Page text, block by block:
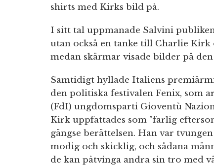
shirts med Kirks bild på.
I sitt tal uppmanade Salvini
utan också en tanke till Charlie Kirk
medan skärmar visade bilder på
Samtidigt hyllade Italiens
den politiska festivalen Fenix, som
(FdI) ungdomsparti Gioventù
Kirk uppfattades som ”farlig
gängse berättelsen. Han var
modig och skicklig, och sådana
de kan påtvinga andra sin tro med